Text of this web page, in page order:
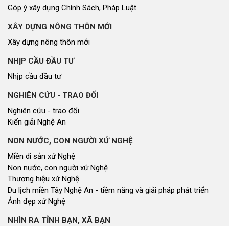
NON NƯỚC, CON NGƯỜI XỨ NGHỆ
Miền di sản xứ Nghệ
Thương hiệu xứ Nghệ
Du lịch miền Tây Nghệ An - tiềm năng và giải pháp phát triển
NHÌN RA TỈNH BẠN, XÃ BẠN
VĂN HỌC - NGHỆ THUẬT
Giai điệu quê hương
CUỘC SỐNG THƯỜNG NGÀY
Cuộc sống thường ngày
QUẢNG BÁ THƯƠNG HIỆU
Quảng bá thương hiệu